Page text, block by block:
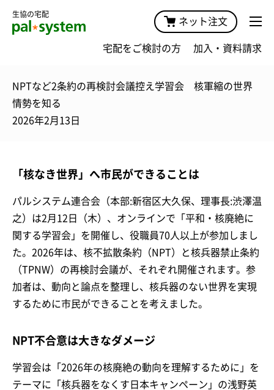
生協の宅配
ネット注文
宅配をご検討の方 加入・資料請求
NPTなど2条約の再検討会議控え学習会 核軍縮の世界
情勢を知る
2026年2月13日
「核なき世界」へ市民ができることは
パルシステム連合会（本部:新宿区大久保、理事長:渋澤温
之）は2月12日（木）、オンラインで「平和・核廃絶に
関する学習会」を開催し、役職員70人以上が参加しまし
た。2026年は、核不拡散条約（NPT）と核兵器禁止条約
（TPNW）の再検討会議が、それぞれ開催されます。参
加者は、動向と論点を整理し、核兵器のない世界を実現
するために市民ができることを考えました。
NPT不合意は大きなダメージ
学習会は「2026年の核廃絶の動向を理解するために」を
テーマに「核兵器をなくす日本キャンペーン」の浅野英